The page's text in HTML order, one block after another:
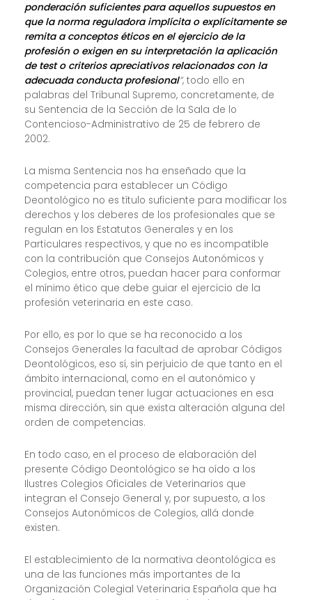
ponderación suficientes para aquellos supuestos en
que la norma reguladora implícita o explícitamente se
remita a conceptos éticos en el ejercicio de la
profesión o exigen en su interpretación la aplicación
de test o criterios apreciativos relacionados con la
adecuada conducta profesional”, todo ello en
palabras del Tribunal Supremo, concretamente, de
su Sentencia de la Sección de la Sala de lo
Contencioso-Administrativo de 25 de febrero de
2002.
La misma Sentencia nos ha enseñado que la
competencia para establecer un Código
Deontológico no es título suficiente para modificar los
derechos y los deberes de los profesionales que se
regulan en los Estatutos Generales y en los
Particulares respectivos, y que no es incompatible
con la contribución que Consejos Autonómicos y
Colegios, entre otros, puedan hacer para conformar
el mínimo ético que debe guiar el ejercicio de la
profesión veterinaria en este caso.
Por ello, es por lo que se ha reconocido a los
Consejos Generales la facultad de aprobar Códigos
Deontológicos, eso sí, sin perjuicio de que tanto en el
ámbito internacional, como en el autonómico y
provincial, puedan tener lugar actuaciones en esa
misma dirección, sin que exista alteración alguna del
orden de competencias.
En todo caso, en el proceso de elaboración del
presente Código Deontológico se ha oído a los
Ilustres Colegios Oficiales de Veterinarios que
integran el Consejo General y, por supuesto, a los
Consejos Autonómicos de Colegios, allá donde
existen.
El establecimiento de la normativa deontológica es
una de las funciones más importantes de la
Organización Colegial Veterinaria Española que ha